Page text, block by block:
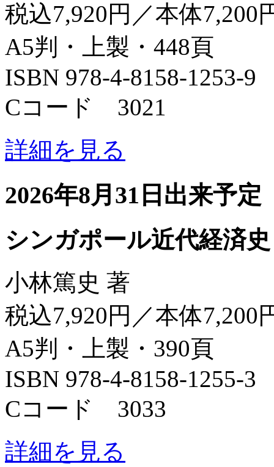
税込7,920円／本体7,200
A5判・上製・448頁
ISBN 978-4-8158-1253-9
Cコード 3021
詳細を見る
2026年8月31日出来予定
シンガポール近代経済史
小林篤史 著
税込7,920円／本体7,200
A5判・上製・390頁
ISBN 978-4-8158-1255-3
Cコード 3033
詳細を見る